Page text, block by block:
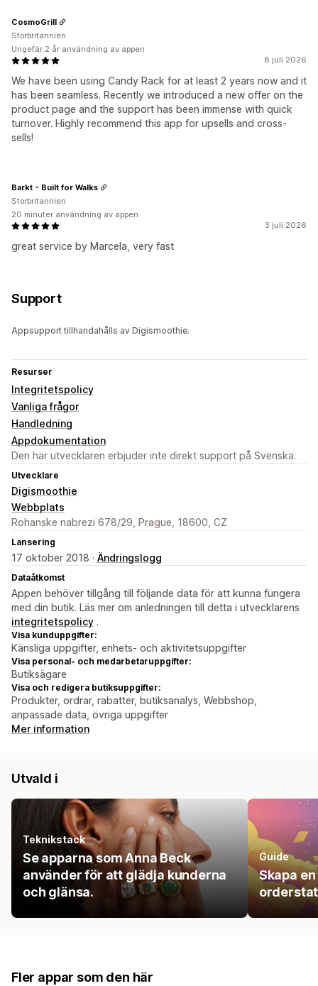
8 juli 2026
We have been using Candy Rack for at least 2 years now and it
has been seamless. Recently we introduced a new offer on the
product page and the support has been immense with quick
turnover. Highly recommend this app for upsells and cross-
sells!
CosmoGrill
Storbritannien
Ungefär 2 år användning av appen
3 juli 2026
great service by Marcela, very fast
Barkt - Built for Walks
Storbritannien
20 minuter användning av appen
Support
Appsupport tillhandahålls av Digismoothie.
Resurser
Integritetspolicy
Vanliga frågor
Handledning
Appdokumentation
Den här utvecklaren erbjuder inte direkt support på Svenska.
Utvecklare
Digismoothie
Webbplats
Rohanske nabrezi 678/29, Prague, 18600, CZ
Lansering
17 oktober 2018 · Ändringslogg
Dataåtkomst
Appen behöver tillgång till följande data för att kunna fungera
med din butik. Läs mer om anledningen till detta i utvecklarens
integritetspolicy .
Visa kunduppgifter:
Känsliga uppgifter, enhets- och aktivitetsuppgifter
Visa personal- och medarbetaruppgifter:
Butiksägare
Visa och redigera butiksuppgifter:
Produkter, ordrar, rabatter, butiksanalys, Webbshop,
anpassade data, övriga uppgifter
Mer information
Utvald i
Teknikstack
Se apparna som Anna Beck
använder för att glädja kunderna
och glänsa.
Guide
Skapa
Fler appar som den här